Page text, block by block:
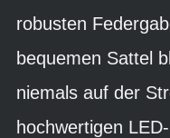
robusten
bequemen Sattel
niemals auf der
hochwertigen